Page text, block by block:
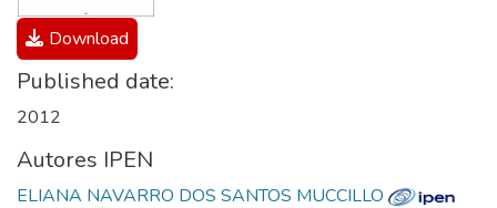
Download
Published date:
2012
Autores IPEN
ELIANA NAVARRO DOS SANTOS MUCCILLO